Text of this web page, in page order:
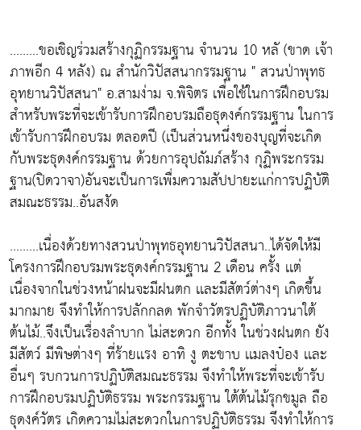
.........ขอเชิญร่วมสร้างกุฏิกรรมฐาน จำนวน 10 หลั (ขาด เจ้า
ภาพอีก 4 หลัง) ณ สำนักวิปัสสนากรรมฐาน " สวนป่าพุทธ
อุทยานวิปัสสนา" อ.สามง่าม จ.พิจิตร เพื่อใช้ในการฝึกอบรม
สำหรับพระที่จะเข้ารับการฝึกอบรมถือธุดงค์กรรมฐาน ในการ
เข้ารับการฝึกอบรม ตลอดปี (เป็นส่วนหนึ่งของบุญที่จะเกิด
กับพระธุดงค์กรรมฐาน ด้วยการอุปถัมภ์สร้าง กุฏิพระกรรม
ฐาน(ปิดวาจา)อันจะเป็นการเพื่มความสัปปายะเเก่การปฏิบัติ
สมณะธรรม..อันสงัด
.........เนื่องด้วยทางสวนป่าพุทธอุทยานวิปัสสนา..ได้จัดให้มี
โครงการฝึกอบรมพระธุดงค์กรรมฐาน 2 เดือน ครั้ง เเต่
เนื่องจากในช่วงหน้าฝนจะมีฝนตก เเละมีสัตว์ต่างๆ เกิดขึ้น
มากมาย จึงทำให้การปลักกลด พักจำวัตรปฏิบัติภาวนาใต้
ต้นไม้..จึงเป็นเรื่องลำบาก ไม่สะดวก อีกทั้ง ในช่วงฝนตก ยัง
มีสัตว์ มีพิษต่างๆ ที่ร้ายเเรง อาทิ งู ตะขาบ เเมลงป๋อง เเละ
อื่นๆ รบกวนการปฏิบัติสมณะธรรม จึงทำให้พระที่จะเข้ารับ
การฝึกอบรมปฏิบัติธรรม พระกรรมฐาน ใต้ต้นไม้รุกขมูล ถือ
ธุดงค์วัตร เกิดความไม่สะดวกในการปฏิบัติธรรม จึงทำให้การ